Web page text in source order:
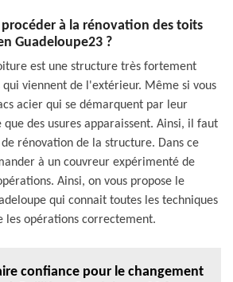
à la rénovation des toits
Guadeloupe23 ?
est une structure très fortement
qui viennent de l'extérieur. Même si vous
acier qui se démarquent par leur
des usures apparaissent. Ainsi, il faut
rénovation de la structure. Dans ce
à un couvreur expérimenté de
Ainsi, on vous propose le
qui connait toutes les techniques
les opérations correctement.
confiance pour le changement